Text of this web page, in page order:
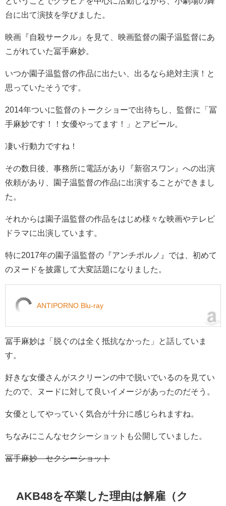
台に出て演技を学びました。
映画『自殺サークル』を見て、映画監督の園子温監督にあ
こがれていた冨手麻妙。
いつか園子温監督の作品に出たい、出るなら絶対主演！と
思っていたそうです。
2014年ついに監督のトークショーで出待ちし、監督に「冨
手麻妙です！！女優やってます！」とアピール。
凄い行動力ですね！
その数日後、事務所に電話があり『新宿スワン』への出演
依頼があり、園子温監督の作品に出演することができまし
た。
それからは園子温監督の作品をはじめ様々な映画やテレビ
ドラマに出演しています。
特に2017年の園子温監督の『アンチポルノ』では、初めて
のヌードを披露して大変話題になりました。
ANTIPORNO Blu-ray
冨手麻妙は「脱ぐのは全く抵抗なかった」と話していま
す。
好きな女優さんがスクリーンの中で脱いでいるのを見てい
たので、ヌードに対して良いイメージがあったのだそう。
女優としてやっていく気合が十分に感じられますね。
ちなみにこんなセクシーショットも公開していました。
冨手麻妙 セクシーショット
AKB48を卒業した理由は解雇（ク